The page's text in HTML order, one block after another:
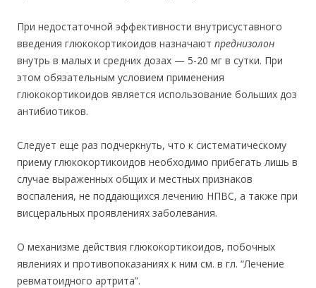
При недостаточной эффективности внутрисуставного
введения глюкокортикоидов назначают преднизолон
внутрь в малых и средних дозах — 5-20 мг в сутки. При
этом обязательным условием применения
глюкокортикоидов является использование больших доз
антибиотиков.
Следует еще раз подчеркнуть, что к систематическому
приему глюкокортикоидов необходимо прибегать лишь в
случае выраженных общих и местных признаков
воспаления, не поддающихся лечению НПВС, а также при
висцеральных проявлениях заболевания.
О механизме действия глюкокортикоидов, побочных
явлениях и противопоказаниях к ним см. в гл. “Лечение
ревматоидного артрита”.